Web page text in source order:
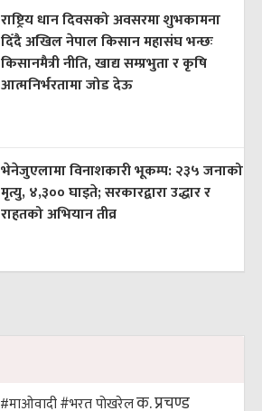
राष्ट्रिय धान दिवसको अवसरमा शुभकामना
दिँदै अखिल नेपाल किसान महासंघ भन्छः
किसानमैत्री नीति, खाद्य सम्प्रभुता र कृषि
आत्मनिर्भरतामा जोड देऊ
भेनेजुएलामा विनाशकारी भूकम्प: २३५ जनाको
मृत्यु, ४,३०० घाइते; सरकारद्वारा उद्धार र
राहतको अभियान तीव्र
#माओवादी#भरत पोखरेलक. प्रचण्ड